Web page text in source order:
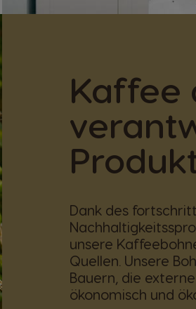
Kaffee
Dank des
unsere
Quellen. Unsere
Bauern, die
ökonomisch und